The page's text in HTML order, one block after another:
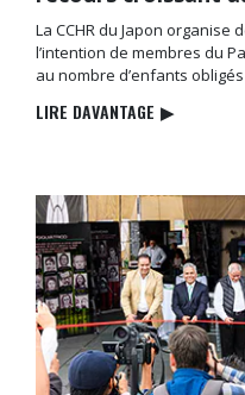
La CCHR du Japon
l’intention de membres du
au nombre d’enfants
LIRE DAVANTAGE ▶